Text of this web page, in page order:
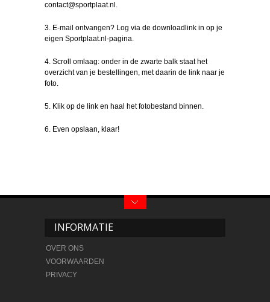
contact@sportplaat.nl.
3. E-mail ontvangen? Log via de downloadlink in op je
eigen Sportplaat.nl-pagina.
4. Scroll omlaag: onder in de zwarte balk staat het
overzicht van je bestellingen, met daarin de link naar je
foto.
5. Klik op de link en haal het fotobestand binnen.
6. Even opslaan, klaar!
INFORMATIE
OVER ONS
VOORWAARDEN
PRIVACY